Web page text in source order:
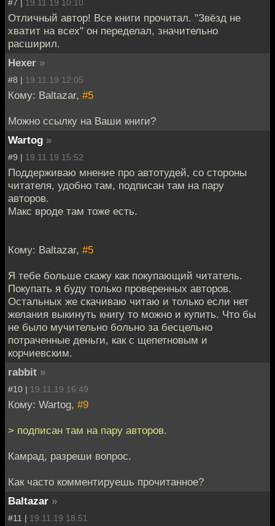
#7 | 19.11.19 10:10
Отличный автор! Все книги прочитал. "Звёзд не
хватит на всех" он переделал, значительно
расширил.
Hexer »
#8 | 19.11.19 12:05
Кому: Baltazar, #5
Можно ссылку на Ваши книги?
Wartog »
#9 | 19.11.19 15:52
Поддерживаю мнение про автотудей, со стороны
читателя, удобно там, подписан там на пару
авторов.
Макс вроде там тоже есть.
Кому: Baltazar, #5
Я тебе больше скажу как покупающий читатель.
Покупать я буду только проверенных авторов.
Остальных же скачиваю читаю и только если нет
желания выкинуть книгу то можно и купить. Что бы
не было мучительно больно за бесцельно
потраченные деньги, как с щепетновым и
корчиевским.
rabbit »
#10 | 19.11.19 16:49
Кому: Wartog, #9
> подписан там на пару авторов.
Камрад, разреши вопрос.
Как часто комментируешь прочитанное?
Baltazar »
#11 | 19.11.19 18:51